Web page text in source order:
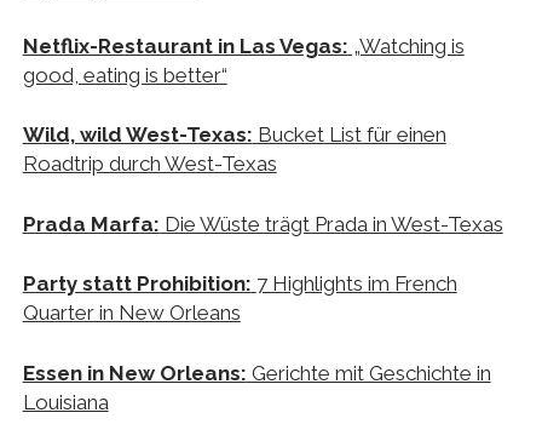
Netflix-Restaurant in Las Vegas: „Watching is
good, eating is better“
Wild, wild West-Texas: Bucket List für einen
Roadtrip durch West-Texas
Prada Marfa: Die Wüste trägt Prada in West-Texas
Party statt Prohibition: 7 Highlights im French
Quarter in New Orleans
Essen in New Orleans: Gerichte mit Geschichte in
Louisiana